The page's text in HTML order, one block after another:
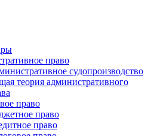
право
судопроизводство
теория административного
право
право
право